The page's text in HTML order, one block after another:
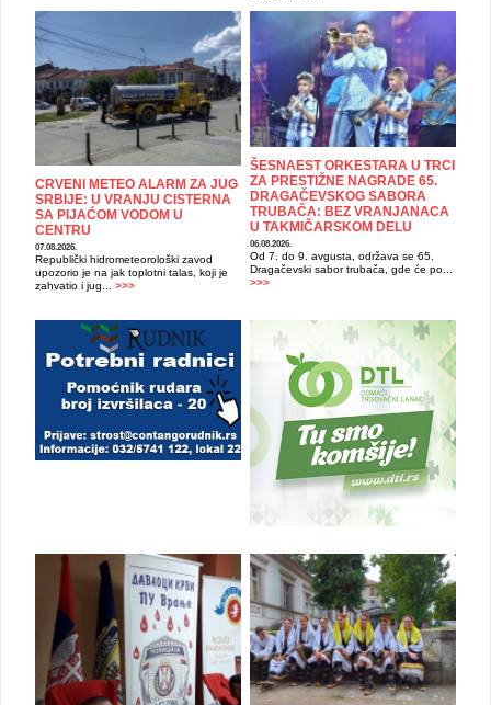
CRVENI METEO ALARM ZA JUG
SRBIJE: U VRANJU CISTERNA
SA PIJAĆOM VODOM U
CENTRU
07.08.2026.
Republički hidrometeorološki zavod
upozorio je na jak toplotni talas, koji je
zahvatio i jug... >>>
ŠESNAEST ORKESTARA U TRCI
ZA PRESTIŽNE NAGRADE 65.
DRAGAČEVSKOG SABORA
TRUBAČA: BEZ VRANJANACA
U TAKMIČARSKOM DELU
06.08.2026.
Od 7. do 9. avgusta, održava se 65.
Dragačevski sabor trubača, gde će po...
>>>